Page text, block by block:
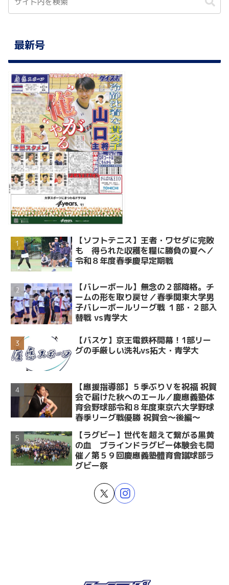
最新号
【ソフトテニス】王者・ワセダに完敗
も 得られた収穫を糧に勝負の夏へ／
令和８年度春季慶早定期戦
【バレーボール】無念の２部降格。チ
ームの形を取り戻せ／春季関東大学男
子バレーボールリーグ戦 １部・２部入
替戦 vs青学大
【バスケ】京王電鉄杯開幕！1部リー
グの手厳しい洗礼vs拓大・青学大
【應援指導部】５季ぶりＶを祝福 祝賀
会で届けた秋へのエール／慶應義塾体
育会野球部令和８年度東京六大学野球
春季リーグ戦優勝 祝賀会～後編～
【ラグビー】世代を超えて繋がる黒黄
の血 ブラインドラグビー体験会も開
催／第５９回慶應義塾體育會蹴球部ラ
グビー祭